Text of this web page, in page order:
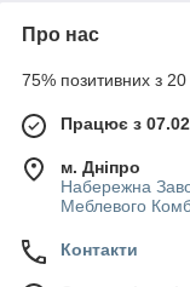
Про нас
75% позитивних з 20
Працює з
м. Дніпро
Набережна
Меблевого
Контакти